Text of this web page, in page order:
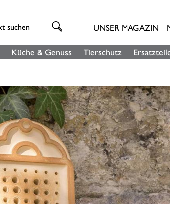
UNSER MAGAZIN
Küche & Genuss Tierschutz